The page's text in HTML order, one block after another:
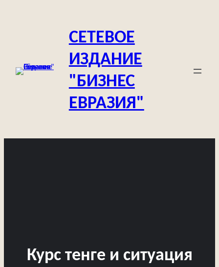
СЕТЕВОЕ
ИЗДАНИЕ
"БИЗНЕС
ЕВРАЗИЯ"
Курс тенге и ситуация